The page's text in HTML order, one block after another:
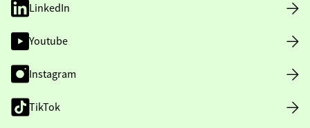
LinkedIn
Youtube
Instagram
TikTok